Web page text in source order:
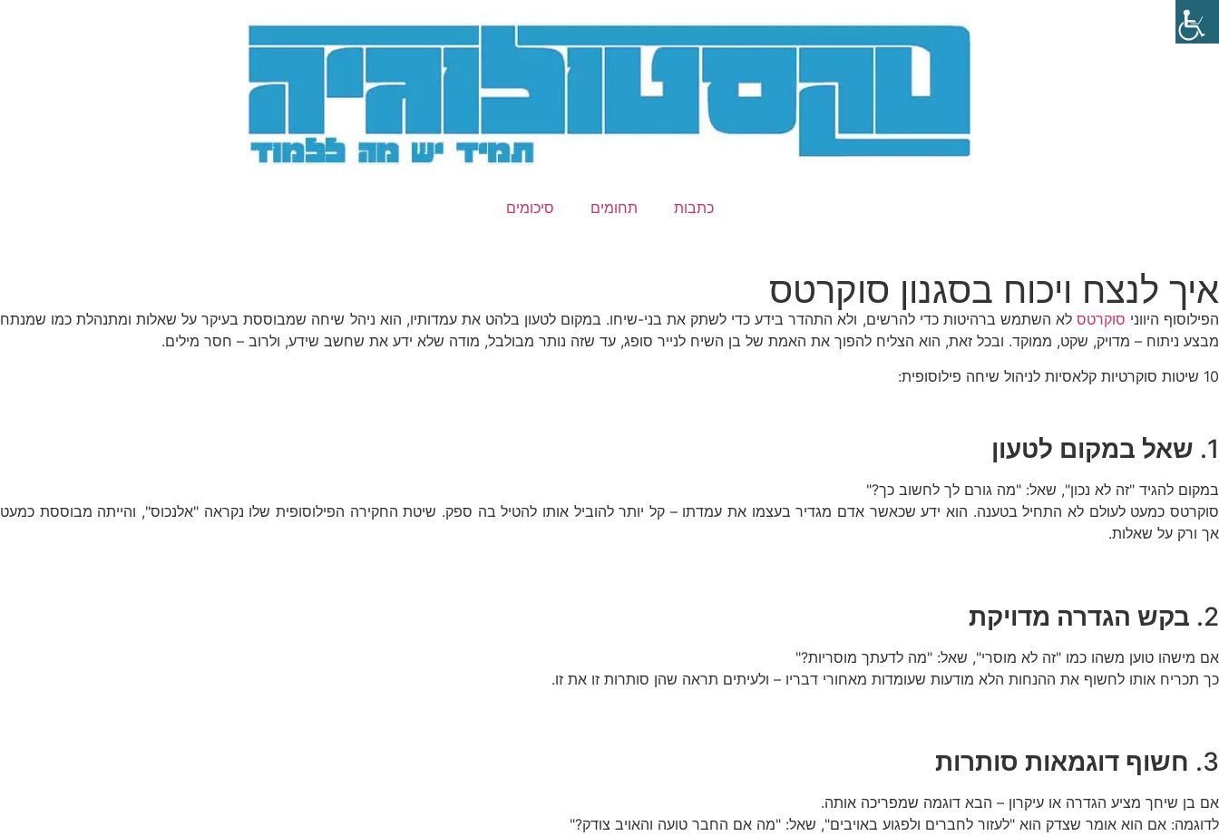
כתבות תחומים סיכומים
איך לנצח ויכוח בסגנון סוקרטס
הפילוסוף היווני סוקרטס לא השתמש ברהיטות כדי להרשים, ולא התהדר בידע כדי לשתק את בני-שיחו. במקום לטעון בלהט את עמדותיו, הוא ניהל שיחה שמבוססת בעיקר על שאלות ומתנהלת כמו שמנתח
מבצע ניתוח – מדויק, שקט, ממוקד. ובכל זאת, הוא הצליח להפוך את האמת של בן השיח לנייר סופג, עד שזה נותר מבולבל, מודה שלא ידע את שחשב שידע, ולרוב – חסר מילים.
10 שיטות סוקרטיות קלאסיות לניהול שיחה פילוסופית:
1. שאל במקום לטעון
במקום להגיד "זה לא נכון", שאל: "מה גורם לך לחשוב כך?"
סוקרטס כמעט לעולם לא התחיל בטענה. הוא ידע שכאשר אדם מגדיר בעצמו את עמדתו – קל יותר להוביל אותו להטיל בה ספק. שיטת החקירה הפילוסופית שלו נקראה "אלנכוס", והייתה מבוססת כמעט
אך ורק על שאלות.
2. בקש הגדרה מדויקת
אם מישהו טוען משהו כמו "זה לא מוסרי", שאל: "מה לדעתך מוסריות?"
כך תכריח אותו לחשוף את ההנחות הלא מודעות שעומדות מאחורי דבריו – ולעיתים תראה שהן סותרות זו את זו.
3. חשוף דוגמאות סותרות
אם בן שיחך מציע הגדרה או עיקרון – הבא דוגמה שמפריכה אותה.
לדוגמה: אם הוא אומר שצדק הוא "לעזור לחברים ולפגוע באויבים", שאל: "מה אם החבר טועה והאויב צודק?"